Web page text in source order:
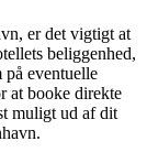
er det vigtigt at
beliggenhed,
eventuelle
at booke direkte
muligt ud af dit